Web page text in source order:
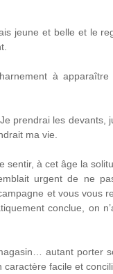
jeune et belle et le
à apparaître
prendrai les devants,
ma vie.
sentir, à cet âge la
urgent de ne
et vous vous
conclue, on
autant porter
facile et